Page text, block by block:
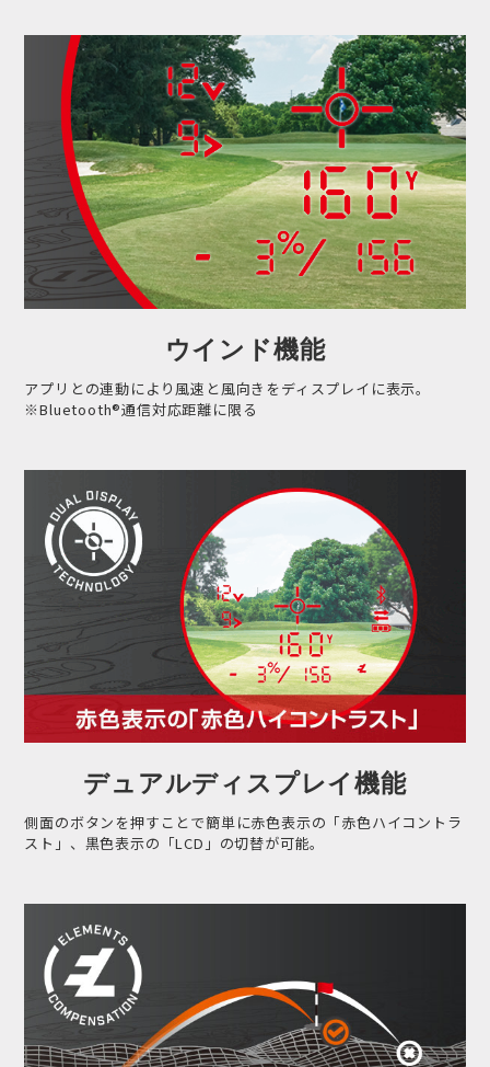
ウインド機能
アプリとの連動により風速と風向きをディスプレイに表示。
※Bluetooth®通信対応距離に限る
デュアルディスプレイ機能
側面のボタンを押すことで簡単に赤色表示の「赤色ハイコントラ
スト」、黒色表示の「LCD」の切替が可能。